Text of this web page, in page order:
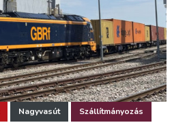
Nagyvasút Szállítmányozás